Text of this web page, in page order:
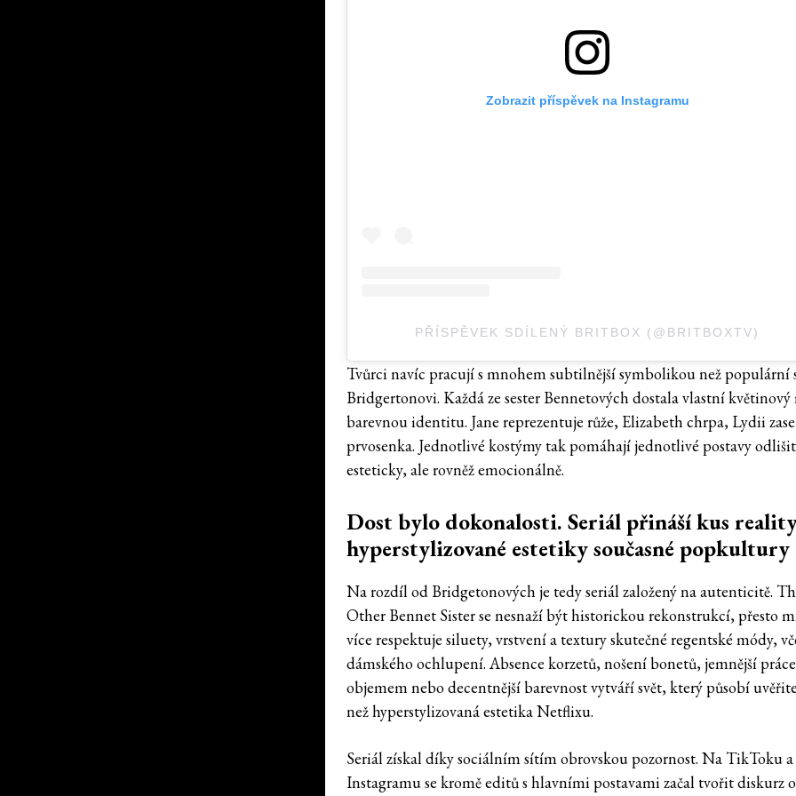
Zobrazit příspěvek na Instagramu
PŘÍSPĚVEK SDÍLENÝ BRITBOX (@BRITBOXTV)
Tvůrci navíc pracují s mnohem subtilnější symbolikou než populární
Bridgertonovi. Každá ze sester Bennetových dostala vlastní
barevnou identitu. Jane reprezentuje růže, Elizabeth chrpa, Lydii
prvosenka. Jednotlivé kostýmy tak pomáhají jednotlivé postavy
esteticky, ale rovněž emocionálně.
Dost bylo dokonalosti. Seriál přináší kus
hyperstylizované estetiky současné popkultury
Na rozdíl od Bridgetonových je tedy seriál založený na autenticitě.
Other Bennet Sister se nesnaží být historickou rekonstrukcí, přesto
více respektuje siluety, vrstvení a textury skutečné regentské módy,
dámského ochlupení. Absence korzetů, nošení bonetů, jemnější
objemem nebo decentnější barevnost vytváří svět, který působí
než hyperstylizovaná estetika Netflixu.
Seriál získal díky sociálním sítím obrovskou pozornost. Na TikToku a
Instagramu se kromě editů s hlavními postavami začal tvořit diskurz